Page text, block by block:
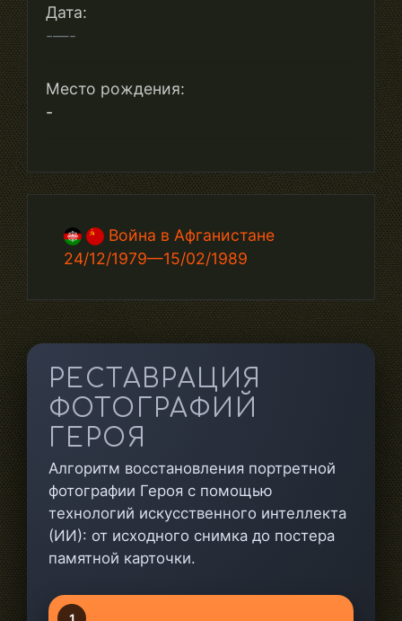
Дата:
-—-
Место рождения:
-
Война в Афганистане
24/12/1979—15/02/1989
РЕСТАВРАЦИЯ
ФОТОГРАФИЙ
ГЕРОЯ
Алгоритм восстановления портретной
фотографии Героя с помощью
технологий искусственного интеллекта
(ИИ): от исходного снимка до постера
памятной карточки.